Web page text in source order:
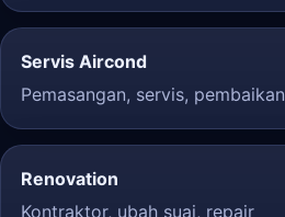
Servis Aircond
Pemasangan, servis, pembaikan
Renovation
Kontraktor, ubah suai, repair